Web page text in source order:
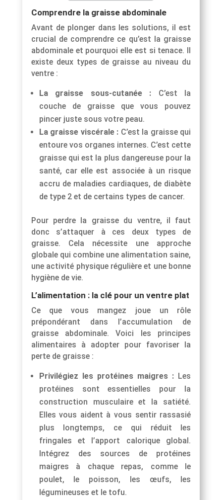
Comprendre la graisse abdominale
Avant de plonger dans les solutions, il est
crucial de comprendre ce qu’est la graisse
abdominale et pourquoi elle est si tenace. Il
existe deux types de graisse au niveau du
ventre :
La graisse sous-cutanée : C’est la
couche de graisse que vous pouvez
pincer juste sous votre peau.
La graisse viscérale : C’est la graisse qui
entoure vos organes internes. C’est cette
graisse qui est la plus dangereuse pour la
santé, car elle est associée à un risque
accru de maladies cardiaques, de diabète
de type 2 et de certains types de cancer.
Pour perdre la graisse du ventre, il faut
donc s’attaquer à ces deux types de
graisse. Cela nécessite une approche
globale qui combine une alimentation saine,
une activité physique régulière et une bonne
hygiène de vie.
L’alimentation : la clé pour un ventre plat
Ce que vous mangez joue un rôle
prépondérant dans l’accumulation de
graisse abdominale. Voici les principes
alimentaires à adopter pour favoriser la
perte de graisse :
Privilégiez les protéines maigres : Les
protéines sont essentielles pour la
construction musculaire et la satiété.
Elles vous aident à vous sentir rassasié
plus longtemps, ce qui réduit les
fringales et l’apport calorique global.
Intégrez des sources de protéines
maigres à chaque repas, comme le
poulet, le poisson, les œufs, les
légumineuses et le tofu.